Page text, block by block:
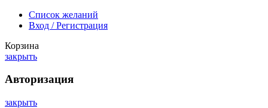
Список желаний
Вход / Регистрация
Корзина
закрыть
Авторизация
закрыть